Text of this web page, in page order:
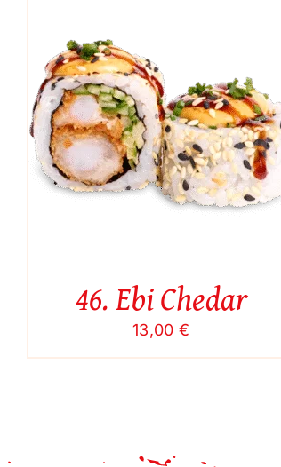
46. Ebi Chedar
13,00 €
Į KREPŠELĮ / QUICK VIEW